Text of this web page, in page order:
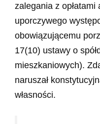
zalegania z
uporczywego
obowiązującemu
17(10) ustawy o
mieszkaniowych).
naruszał
własności.